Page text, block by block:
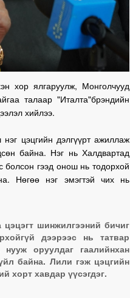
хор ялгаруулж, Монголчууд
талаар "Италта"брэндийн
хийлээ.
цэцгийн дэлгүүрт ажиллаж
байна. Нэг нь Халдвартад
болсон гээд онош нь тодорхой
Нөгөө нэг эмэгтэй чих нь
шинжилгээний бичиг
дээрээс нь татвар
оруулдаг гаалийнхан
байна. Лили гэж цэцгийн
хорт хавдар үүсэгдэг.